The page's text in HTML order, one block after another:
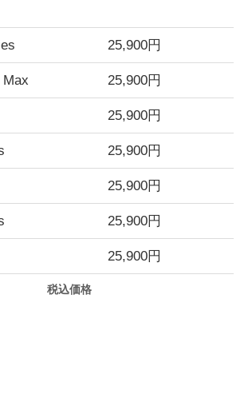
25,900円
Max 25,900円
25,900円
25,900円
25,900円
25,900円
25,900円
税込価格